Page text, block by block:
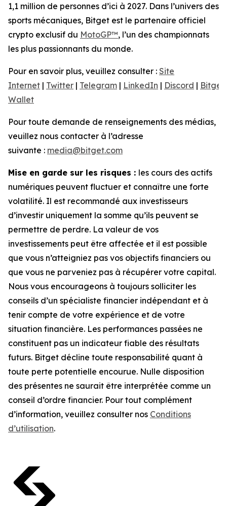
1,1 million de personnes d’ici à 2027. Dans l’univers des
sports mécaniques, Bitget est le partenaire officiel
crypto exclusif du MotoGP™, l’un des championnats
les plus passionnants du monde.
Pour en savoir plus, veuillez consulter : Site
Internet | Twitter | Telegram | LinkedIn | Discord | Bitget
Wallet
Pour toute demande de renseignements des médias,
veuillez nous contacter à l’adresse
suivante : media@bitget.com
Mise en garde sur les risques : les cours des actifs
numériques peuvent fluctuer et connaître une forte
volatilité. Il est recommandé aux investisseurs
d’investir uniquement la somme qu’ils peuvent se
permettre de perdre. La valeur de vos
investissements peut être affectée et il est possible
que vous n’atteigniez pas vos objectifs financiers ou
que vous ne parveniez pas à récupérer votre capital.
Nous vous encourageons à toujours solliciter les
conseils d’un spécialiste financier indépendant et à
tenir compte de votre expérience et de votre
situation financière. Les performances passées ne
constituent pas un indicateur fiable des résultats
futurs. Bitget décline toute responsabilité quant à
toute perte potentielle encourue. Nulle disposition
des présentes ne saurait être interprétée comme un
conseil d’ordre financier. Pour tout complément
d’information, veuillez consulter nos Conditions
d’utilisation.